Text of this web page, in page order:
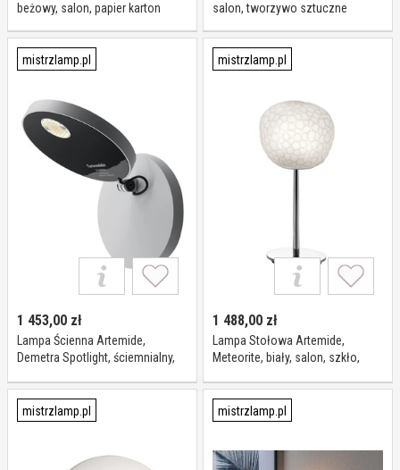
beżowy, salon, papier karton salon, tworzywo sztuczne
mistrzlamp.pl
1 453,00 zł
Lampa Ścienna Artemide,
Demetra Spotlight, ściemnialny,
mistrzlamp.pl
1 488,00 zł
Lampa Stołowa Artemide,
Meteorite, biały, salon, szkło,
mistrzlamp.pl mistrzlamp.pl